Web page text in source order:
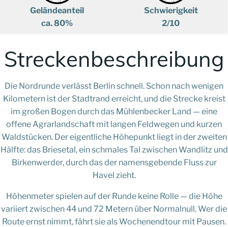
Geländeanteil
ca. 80%
Schwierigkeit
2/10
Streckenbeschreibung
Die Nordrunde verlässt Berlin schnell. Schon nach wenigen
Kilometern ist der Stadtrand erreicht, und die Strecke kreist
im großen Bogen durch das Mühlenbecker Land — eine
offene Agrarlandschaft mit langen Feldwegen und kurzen
Waldstücken. Der eigentliche Höhepunkt liegt in der zweiten
Hälfte: das Briesetal, ein schmales Tal zwischen Wandlitz und
Birkenwerder, durch das der namensgebende Fluss zur
Havel zieht.
Höhenmeter spielen auf der Runde keine Rolle — die Höhe
variiert zwischen 44 und 72 Metern über Normalnull. Wer die
Route ernst nimmt, fährt sie als Wochenendtour mit Pausen.